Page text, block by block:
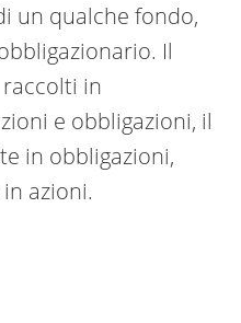
un qualche fondo,
Il
in
e obbligazioni, il
in obbligazioni,
azioni.